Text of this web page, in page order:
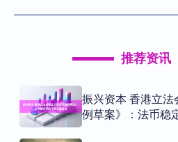
推荐资讯
振兴资本 香港立
例草案》：法币稳